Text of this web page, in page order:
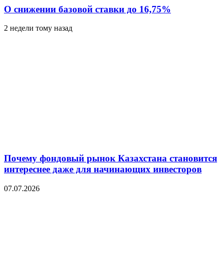
О снижении базовой ставки до 16,75%
2 недели тому назад
Почему фондовый рынок Казахстана становится
интереснее даже для начинающих инвесторов
07.07.2026